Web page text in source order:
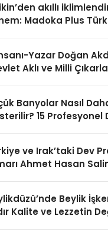
akıllı
Madoka Plus
kullanıcı dostu
donatılmış
kontrol ünitesi
satışa
ekranı, mobil
ve akıllı sensör
iklimlendirme
daha kolay,
hale getiriyor.
artırırken
Yazar Doğan
Aklı ve Milli
Banyolar Nasıl
15 Profesyonel
ve Irak’taki Dev
Ahmet Hasan
GeçirecekBeylik
Kalite ve Lezzetin